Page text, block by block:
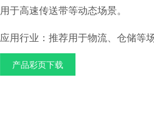
用于高速传送带等动态场景。
应用行业：推荐用于物流、仓储等
产品彩页下载